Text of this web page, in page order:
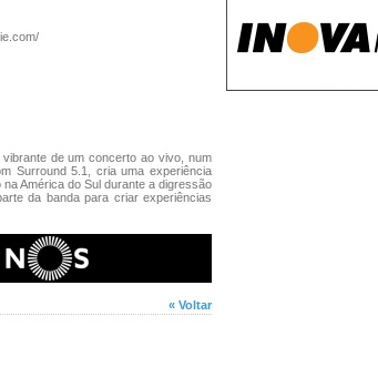
de um concerto ao vivo, num
Surround 5.1, cria uma experiência
América do Sul durante a digressão
da banda para criar experiências
« Voltar